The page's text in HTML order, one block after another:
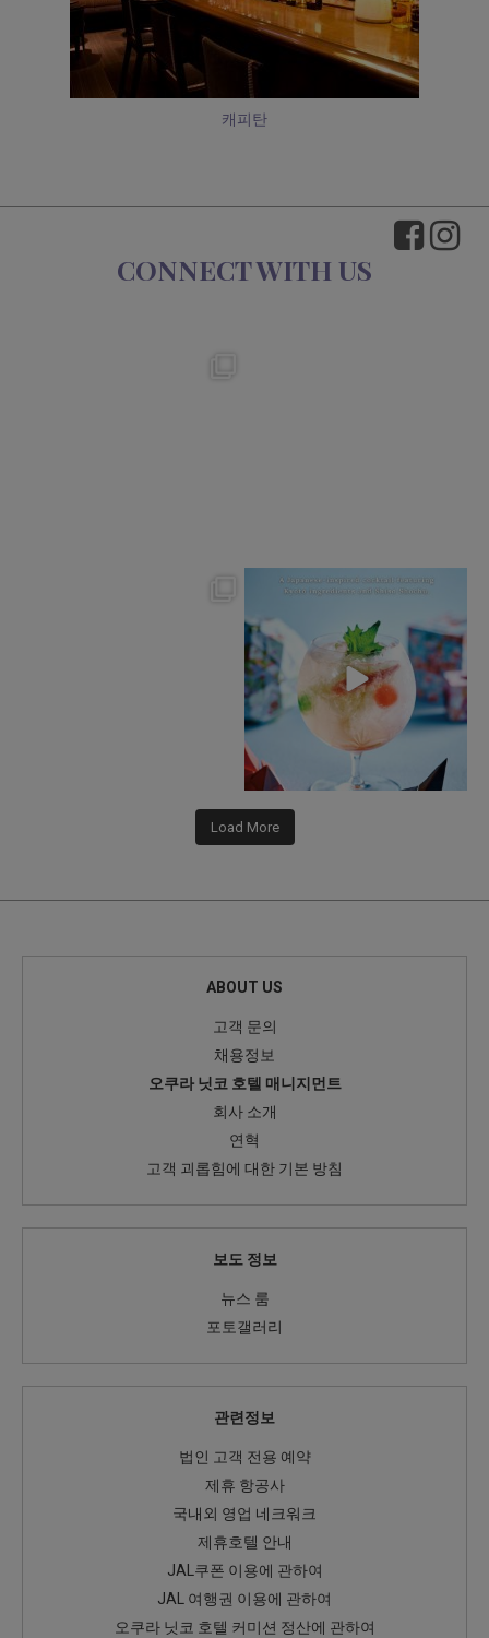
캐피탄
CONNECT WITH US
okura_hotels
162
Load More
ABOUT US
고객 문의
채용정보
오쿠라 닛코 호텔 매니지먼트
회사 소개
연혁
고객 괴롭힘에 대한 기본 방침
보도 정보
뉴스 룸
포토갤러리
관련정보
법인 고객 전용 예약
제휴 항공사
국내외 영업 네크워크
제휴호텔 안내
JAL쿠폰 이용에 관하여
JAL 여행권 이용에 관하여
오쿠라 닛코 호텔 커미션 정산에 관하여